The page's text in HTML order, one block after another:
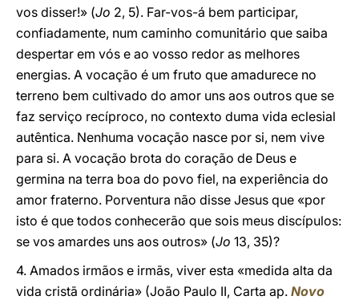
vos disser!» (Jo 2, 5). Far-vos-á bem participar,
confiadamente, num caminho comunitário que saiba
despertar em vós e ao vosso redor as melhores
energias. A vocação é um fruto que amadurece no
terreno bem cultivado do amor uns aos outros que se
faz serviço recíproco, no contexto duma vida eclesial
autêntica. Nenhuma vocação nasce por si, nem vive
para si. A vocação brota do coração de Deus e
germina na terra boa do povo fiel, na experiência do
amor fraterno. Porventura não disse Jesus que «por
isto é que todos conhecerão que sois meus discípulos:
se vos amardes uns aos outros» (Jo 13, 35)?
4. Amados irmãos e irmãs, viver esta «medida alta da
vida cristã ordinária» (João Paulo II, Carta ap. Novo